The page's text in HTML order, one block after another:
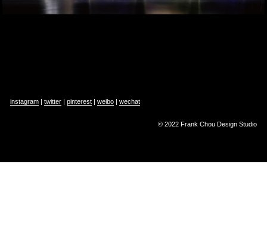
instagram | twitter | pinterest | weibo | wechat
© 2022 Frank Chou Design Studio